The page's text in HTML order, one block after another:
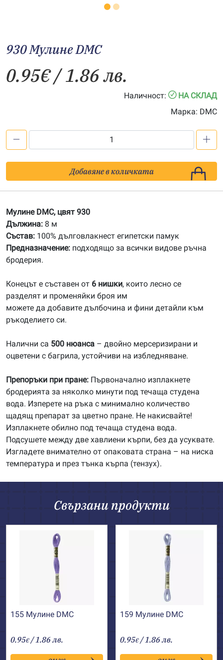
930 Мулине DMC
0.95€/ 1.86 лв.
Наличност:
НА СКЛАД
Марка: DMC
Мулине
DMC
Добавяне в количката
Мулине DMC, цвят 930
Дължина: 8 м
Състав: 100% дълговлакнест египетски памук
Предназначение: подходящо за всички видове ръчна
бродерия.
Конецът е съставен от 6 нишки, които лесно се
разделят и променяйки броя им
можете да добавите дълбочина и фини детайли към
ръкоделието си.
Налични са 500 нюанса – двойно мерсеризирани и
оцветени с багрила, устойчиви на избледняване.
Препоръки при пране: Първоначално изплакнете
бродерията за няколко минути под течаща студена
вода. Изперете на ръка с минимално количество
щадящ препарат за цветно пране. Не накисвайте!
Изплакнете обилно под течаща студена вода.
Подсушете между две хавлиени кърпи, без да усуквате.
Изгладете внимателно от опаковата страна – на ниска
температура и през тънка кърпа (тензух).
Свързани продукти
155 Мулине DMC
0.95€ / 1.86 лв.
159 Мулине DMC
0.95€ / 1.86 лв.